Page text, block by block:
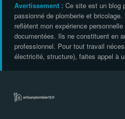
Avertissement : Ce site est un blog
passionné de plomberie et
reflètent mon expérience
documentées. Ils ne constituent en
professionnel. Pour tout travail
électricité, structure), faites appel à